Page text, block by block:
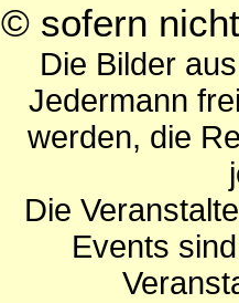
© sofern
Die Bilder
Jedermann
werden, die
Die
Events